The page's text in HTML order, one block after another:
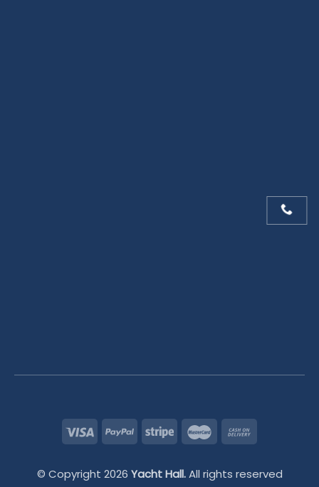
© Copyright 2026 Yacht Hall.All rights reserved